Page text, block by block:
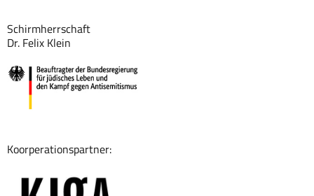
Schirmherrschaft
Dr. Felix Klein
Koorperationspartner: